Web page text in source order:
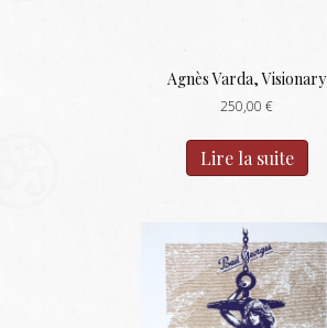
Agnès Varda, Visionary
250,00 €
Lire la suite